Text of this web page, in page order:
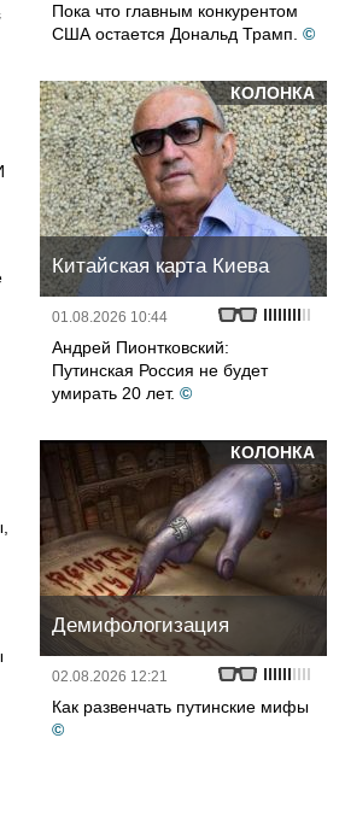
Пока что главным конкурентом
США остается Дональд Трамп. ©
КОЛОНКА
Китайская карта Киева
01.08.2026 10:44
Андрей Пионтковский:
Путинская Россия не будет
умирать 20 лет. ©
КОЛОНКА
Демифологизация
02.08.2026 12:21
Как развенчать путинские мифы
©